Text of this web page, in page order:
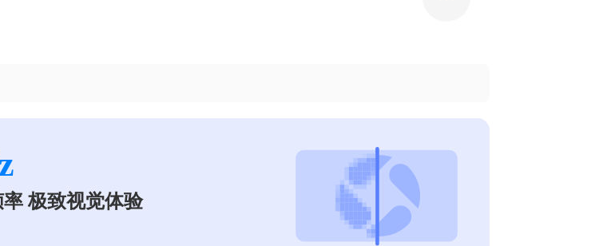
极致视觉体验